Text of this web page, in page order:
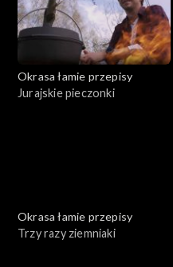
Okrasa łamie przepisy
Jurajskie pieczonki
Okrasa łamie przepisy
Trzy razy ziemniaki